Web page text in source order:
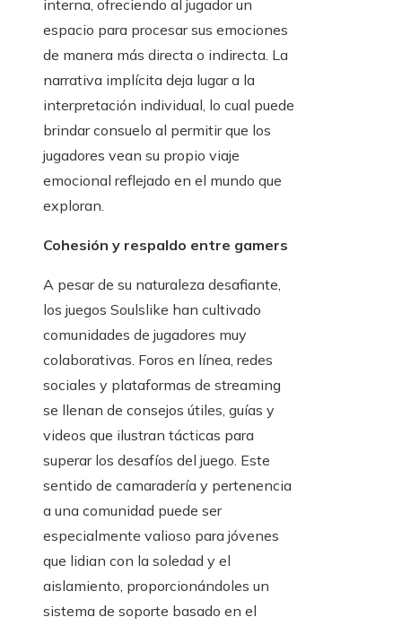
interna, ofreciendo al jugador un
espacio para procesar sus emociones
de manera más directa o indirecta. La
narrativa implícita deja lugar a la
interpretación individual, lo cual puede
brindar consuelo al permitir que los
jugadores vean su propio viaje
emocional reflejado en el mundo que
exploran.
Cohesión y respaldo entre gamers
A pesar de su naturaleza desafiante,
los juegos Soulslike han cultivado
comunidades de jugadores muy
colaborativas. Foros en línea, redes
sociales y plataformas de streaming
se llenan de consejos útiles, guías y
videos que ilustran tácticas para
superar los desafíos del juego. Este
sentido de camaradería y pertenencia
a una comunidad puede ser
especialmente valioso para jóvenes
que lidian con la soledad y el
aislamiento, proporcionándoles un
sistema de soporte basado en el